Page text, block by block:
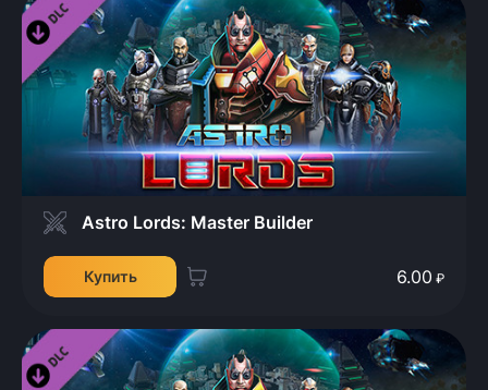
Astro Lords: Master Builder
Купить 6.00 ₽